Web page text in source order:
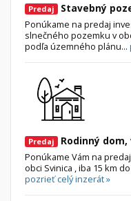
Priemyselný
Poľnohospodárske
Záhrada
Nebytové priestory
Skladové, výrobné
Rekreačné,
Predaj Stavebný
Ponúkame na predaj
slnečného pozemku v
podľa územného plánu...
Predaj Rodinný dom,
Ponúkame Vám na
obci Svinica , iba 15 km
pozrieť celý inzerát »